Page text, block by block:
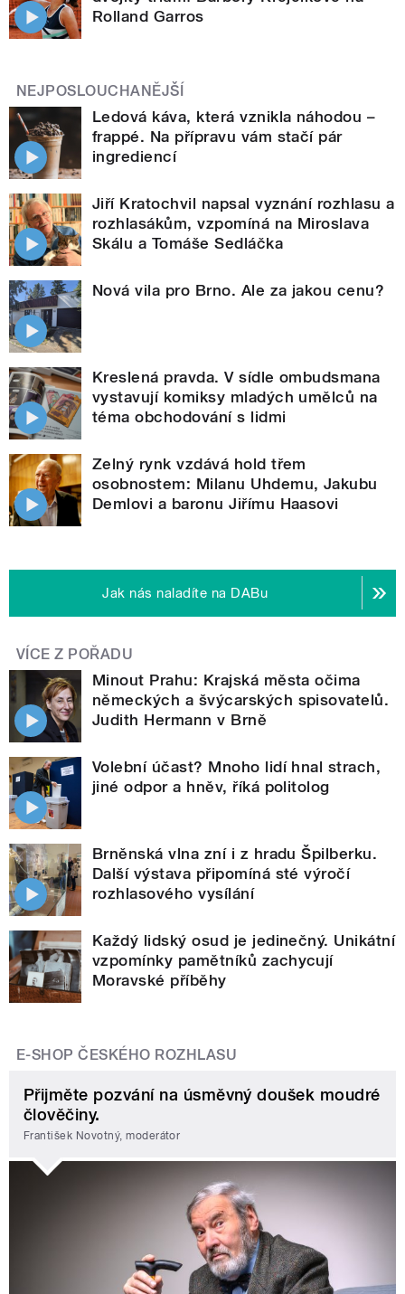
Rolland Garros
NEJPOSLOUCHANĚJŠÍ
Ledová káva, která vznikla náhodou –
frappé. Na přípravu vám stačí pár
ingrediencí
Jiří Kratochvil napsal vyznání rozhlasu a
rozhlasákům, vzpomíná na Miroslava
Skálu a Tomáše Sedláčka
Nová vila pro Brno. Ale za jakou cenu?
Kreslená pravda. V sídle ombudsmana
vystavují komiksy mladých umělců na
téma obchodování s lidmi
Zelný rynk vzdává hold třem
osobnostem: Milanu Uhdemu, Jakubu
Demlovi a baronu Jiřímu Haasovi
Jak nás naladíte na DABu
VÍCE Z POŘADU
Minout Prahu: Krajská města očima
německých a švýcarských spisovatelů.
Judith Hermann v Brně
Volební účast? Mnoho lidí hnal strach,
jiné odpor a hněv, říká politolog
Brněnská vlna zní i z hradu Špilberku.
Další výstava připomíná sté výročí
rozhlasového vysílání
Každý lidský osud je jedinečný. Unikátní
vzpomínky pamětníků zachycují
Moravské příběhy
E-SHOP ČESKÉHO ROZHLASU
Přijměte pozvání na úsměvný doušek moudré
člověčiny.
František Novotný, moderátor